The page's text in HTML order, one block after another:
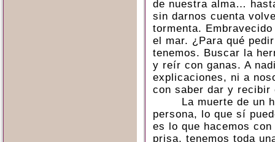
de nuestra alma…
sin darnos cuenta
tormenta.
el mar. ¿Para qué
tenemos. Buscar la
y reír con ganas. A
explicaciones, ni a
con saber dar y recibir
La muerte de un
persona, lo que sí
es lo que hacemos
prisa, tenemos toda